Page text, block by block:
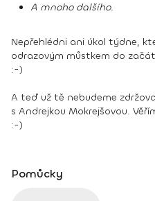
A mnoho dalšího.
Nepřehlédni ani úkol týdne,
odrazovým můstkem do
:-)
A teď už tě nebudeme
s Andrejkou Mokrejšovou.
:-)
Pomůcky